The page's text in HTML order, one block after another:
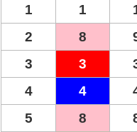
1 1
2
8
3
3
4
4
5
8